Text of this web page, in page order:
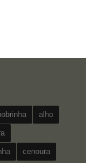
alho
cenoura